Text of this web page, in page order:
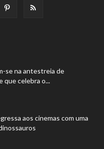
se na antestreia de
que celebra o...
aos cinemas com uma